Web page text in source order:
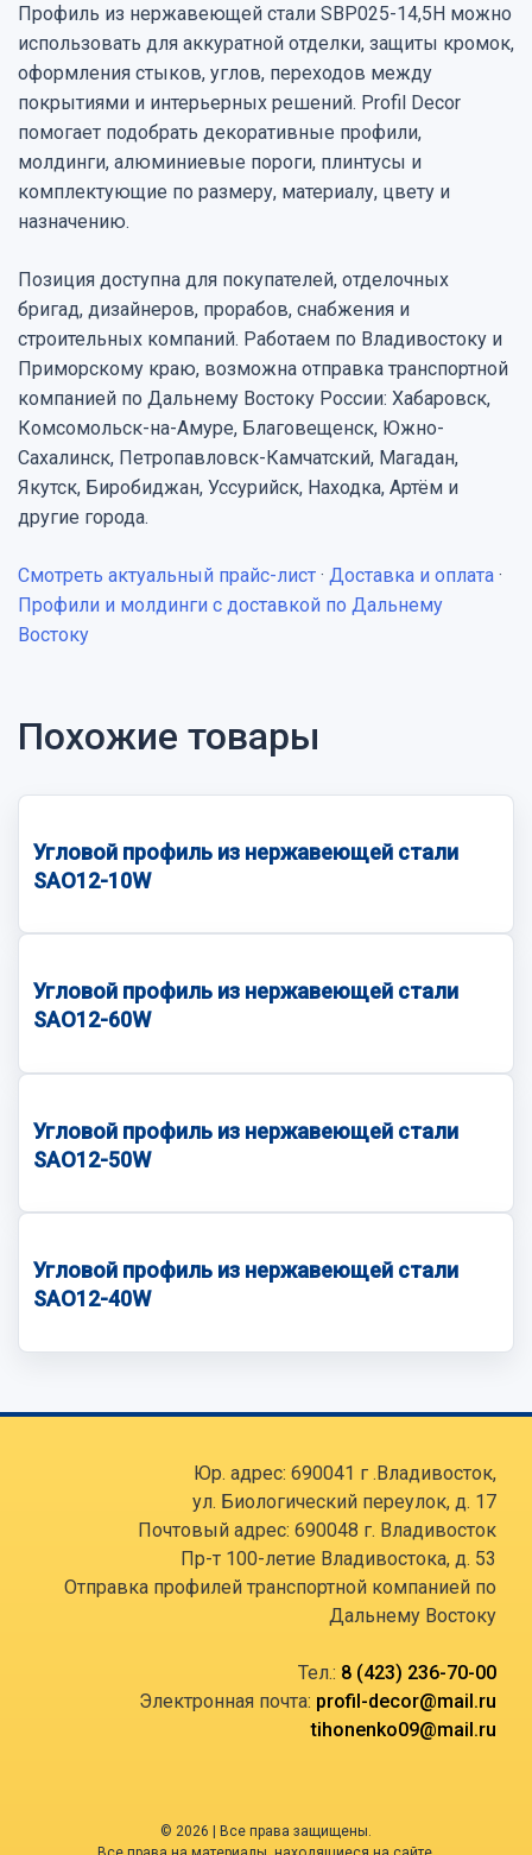
Профиль из нержавеющей стали SBP025-14,5H можно
использовать для аккуратной отделки, защиты кромок,
оформления стыков, углов, переходов между
покрытиями и интерьерных решений. Profil Decor
помогает подобрать декоративные профили,
молдинги, алюминиевые пороги, плинтусы и
комплектующие по размеру, материалу, цвету и
назначению.
Позиция доступна для покупателей, отделочных
бригад, дизайнеров, прорабов, снабжения и
строительных компаний. Работаем по Владивостоку и
Приморскому краю, возможна отправка транспортной
компанией по Дальнему Востоку России: Хабаровск,
Комсомольск-на-Амуре, Благовещенск, Южно-
Сахалинск, Петропавловск-Камчатский, Магадан,
Якутск, Биробиджан, Уссурийск, Находка, Артём и
другие города.
Смотреть актуальный прайс-лист · Доставка и оплата ·
Профили и молдинги с доставкой по Дальнему
Востоку
Похожие товары
Угловой профиль из нержавеющей стали
SAO12-10W
Угловой профиль из нержавеющей стали
SAO12-60W
Угловой профиль из нержавеющей стали
SAO12-50W
Угловой профиль из нержавеющей стали
SAO12-40W
Юр. адрес: 690041 г .Владивосток,
ул. Биологический переулок, д. 17
Почтовый адрес: 690048 г. Владивосток
Пр-т 100-летие Владивостока, д. 53
Отправка профилей транспортной компанией по
Дальнему Востоку
Тел.: 8 (423) 236-70-00
Электронная почта: profil-decor@mail.ru
tihonenko09@mail.ru
© 2026 | Все права защищены.